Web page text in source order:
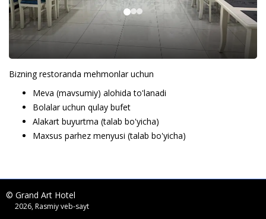
Bizning restoranda mehmonlar uchun
Meva (mavsumiy) alohida to'lanadi
Bolalar uchun qulay bufet
Alakart buyurtma (talab bo'yicha)
Maxsus parhez menyusi (talab bo'yicha)
© Grand Art Hotel
2026, Rasmiy veb-sayt